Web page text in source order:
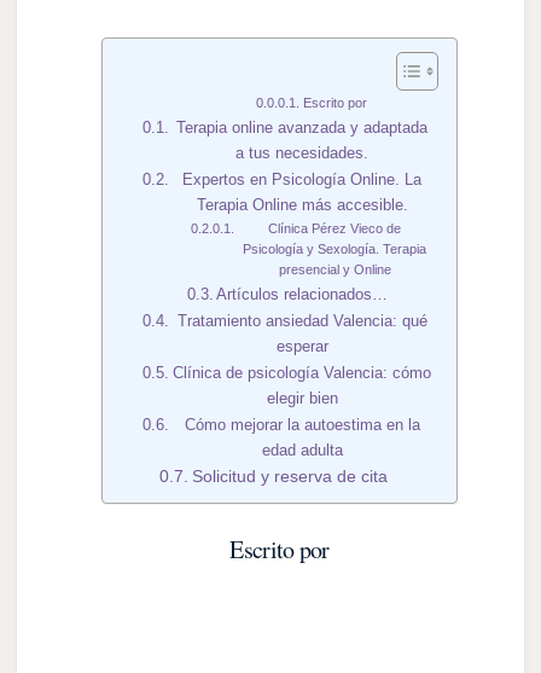
Escrito por
Terapia online avanzada y adaptada
a tus necesidades.
Expertos en Psicología Online. La
Terapia Online más accesible.
Clínica Pérez Vieco de
Psicología y Sexología. Terapia
presencial y Online
Artículos relacionados…
Tratamiento ansiedad Valencia: qué
esperar
Clínica de psicología Valencia: cómo
elegir bien
Cómo mejorar la autoestima en la
edad adulta
Solicitud y reserva de cita
Escrito por